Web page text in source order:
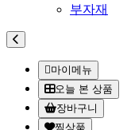
부자재
마이메뉴
오늘 본 상품
장바구니
찜상품